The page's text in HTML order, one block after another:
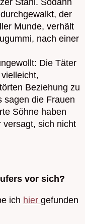
der
Munde, verhält
nach einer
Die Täter
Beziehung zu
sagen die Frauen
Söhne haben
versagt, sich nicht
vor sich?
ich hier gefunden